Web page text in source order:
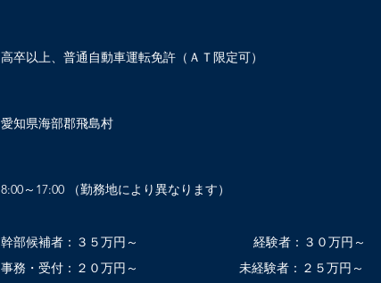
高卒以上、普通自動車運転免許（ＡＴ限定可）
愛知県海部郡飛島村
8:00～17:00 （勤務地により異なります）
幹部候補者：３５万円～
事務・受付：２０万円～
経験者：３０万円～
未経験者：２５万円～